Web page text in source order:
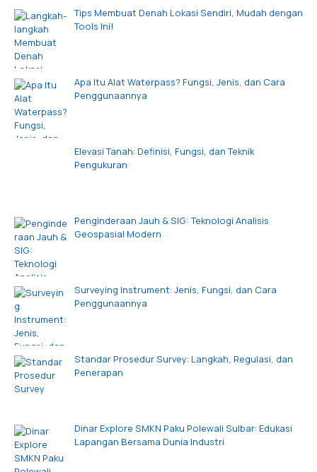
Tips Membuat Denah Lokasi Sendiri, Mudah dengan
Tools Ini!
Apa Itu Alat Waterpass? Fungsi, Jenis, dan Cara
Penggunaannya
Elevasi Tanah: Definisi, Fungsi, dan Teknik
Pengukuran
Penginderaan Jauh & SIG: Teknologi Analisis
Geospasial Modern
Surveying Instrument: Jenis, Fungsi, dan Cara
Penggunaannya
Standar Prosedur Survey: Langkah, Regulasi, dan
Penerapan
Dinar Explore SMKN Paku Polewali Sulbar: Edukasi
Lapangan Bersama Dunia Industri